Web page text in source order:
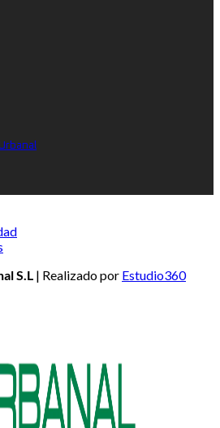
S.L | Realizado por Estudio360